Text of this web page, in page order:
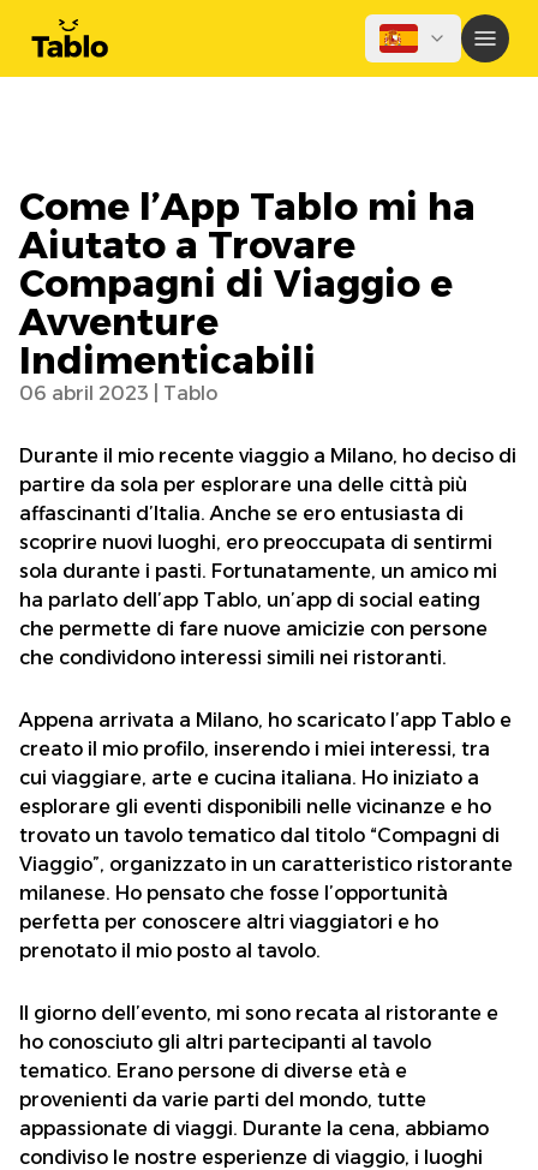
Come l’App Tablo mi ha
Aiutato a Trovare
Compagni di Viaggio e
Avventure
Indimenticabili
06 abril 2023 Tablo
Durante il mio recente viaggio a Milano, ho deciso di
partire da sola per esplorare una delle città più
affascinanti d’Italia. Anche se ero entusiasta di
scoprire nuovi luoghi, ero preoccupata di sentirmi
sola durante i pasti. Fortunatamente, un amico mi
ha parlato dell’app Tablo, un’app di social eating
che permette di fare nuove amicizie con persone
che condividono interessi simili nei ristoranti.
Appena arrivata a Milano, ho scaricato l’app Tablo e
creato il mio profilo, inserendo i miei interessi, tra
cui viaggiare, arte e cucina italiana. Ho iniziato a
esplorare gli eventi disponibili nelle vicinanze e ho
trovato un tavolo tematico dal titolo “Compagni di
Viaggio”, organizzato in un caratteristico ristorante
milanese. Ho pensato che fosse l’opportunità
perfetta per conoscere altri viaggiatori e ho
prenotato il mio posto al tavolo.
Il giorno dell’evento, mi sono recata al ristorante e
ho conosciuto gli altri partecipanti al tavolo
tematico. Erano persone di diverse età e
provenienti da varie parti del mondo, tutte
appassionate di viaggi. Durante la cena, abbiamo
condiviso le nostre esperienze di viaggio, i luoghi